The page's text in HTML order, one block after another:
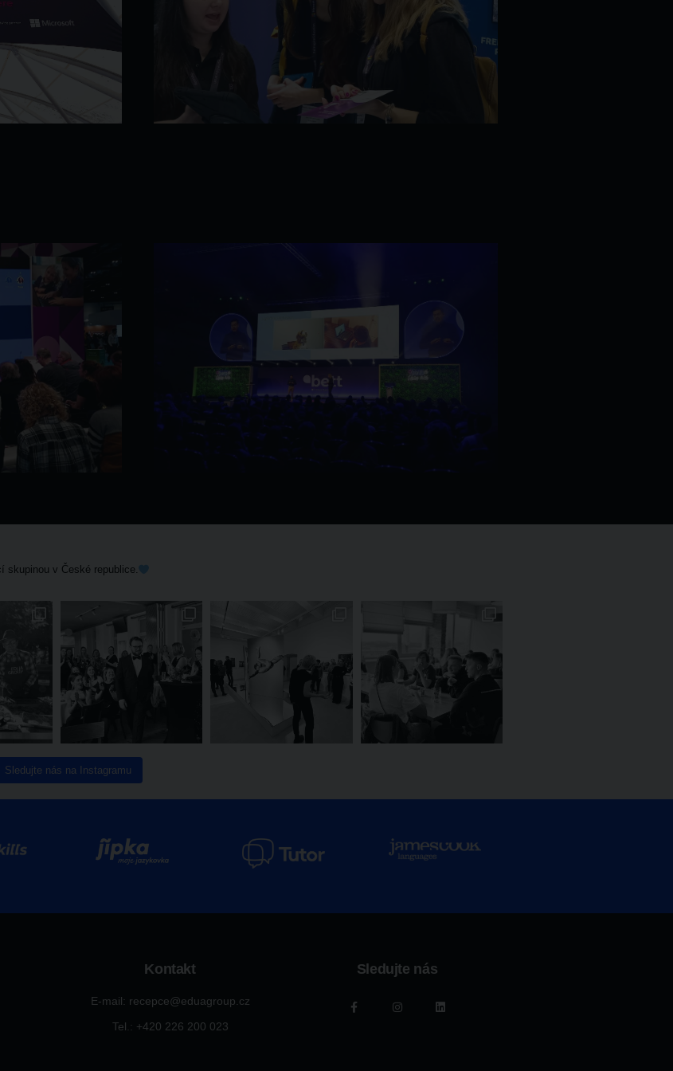
skupinou v České republice.
Sledujte nás na Instagramu
Kontakt
E-mail: recepce@eduagroup.cz
Tel.: +420 226 200 023
Sledujte nás